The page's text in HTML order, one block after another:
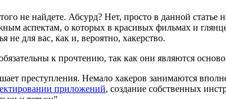
не найдете. Абсурд? Нет, просто в данной статье
аспектам, о которых в красивых фильмах и
не для вас, как и, вероятно, хакерство.
к прочтению, так как они являются
преступления. Немало хакеров занимаются
приложений, создание собственных